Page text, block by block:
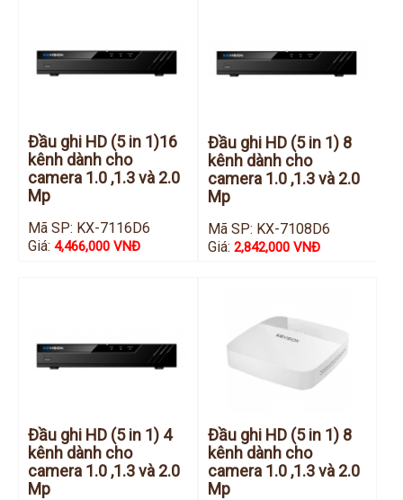
Đầu ghi HD (5 in 1)16
kênh dành cho
camera 1.0 ,1.3 và 2.0
Mp
Mã SP: KX-7116D6
Giá:4,466,000 VNĐ
Đầu ghi HD (5 in 1) 8
kênh dành cho
camera 1.0 ,1.3 và 2.0
Mp
Mã SP: KX-7108D6
Giá: 2,842,000 VNĐ
Đầu ghi HD (5 in 1) 4
kênh dành cho
camera 1.0 ,1.3 và 2.0
Mp
Đầu ghi HD (5 in 1) 8
kênh dành cho
camera 1.0 ,1.3 và 2.0
Mp